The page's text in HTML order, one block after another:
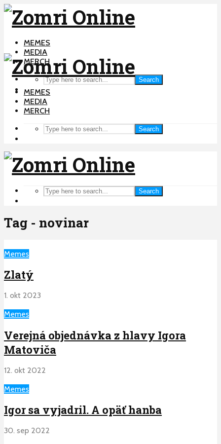
MEMES
MEDIA
MERCH
Search
MEMES
MEDIA
MERCH
Search
Search
Tag - novinar
Memes
Zlatý
1. okt 2023
Memes
Verejná objednávka z hlavy Igora
Matoviča
12. okt 2022
Memes
Igor sa vyjadril. A opäť hanba
30. sep 2022